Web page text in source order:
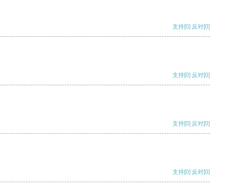
支持[0] 反对[0]
支持[0] 反对[0]
支持[0] 反对[0]
支持[0] 反对[0]